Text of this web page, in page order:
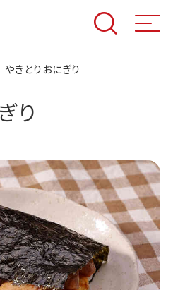
やきとりおにぎり
り